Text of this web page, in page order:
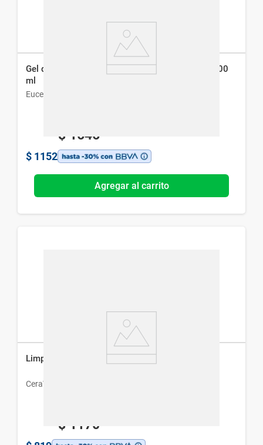
Gel de Limpieza Facial Eucerin Dermatoclean x 200
ml
Eucerin
$ 1646
$ 1152
Agregar al carrito
Limpiador Hidratante CeraVe Repuesto x 473 ml
CeraVe
$ 1170